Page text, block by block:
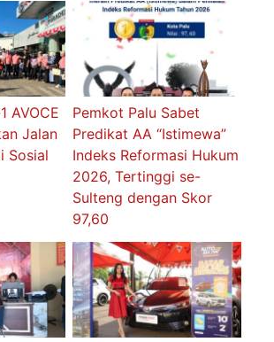
AVOCE
Jalan
Sosial
Pemkot Palu Sabet
Predikat AA “Istimewa”
Indeks Reformasi Hukum
2026, Tertinggi se-
Sulteng dengan Skor
97,60